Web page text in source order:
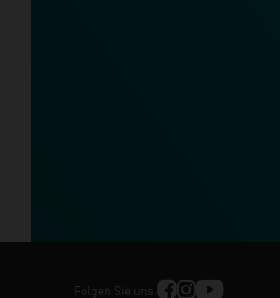
Folgen Sie uns: